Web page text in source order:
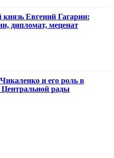
князь Евгений Гагарин:
дипломат, меценат
и его роль в
Центральной рады